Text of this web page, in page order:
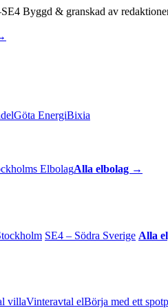
Byggd & granskad av
Göta EnergiBixia
ElbolagAlla elbolag →
SE4 – Södra Sverige Alla
villaVinteravtal elBörja med ett